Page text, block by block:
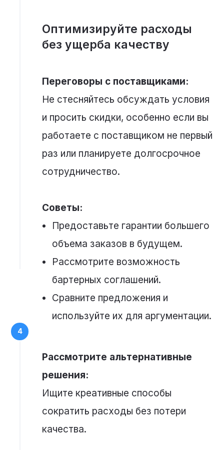
Оптимизируйте расходы
без ущерба качеству
Переговоры с поставщиками:
Не стесняйтесь обсуждать условия
и просить скидки, особенно если вы
работаете с поставщиком не первый
раз или планируете долгосрочное
сотрудничество.
Советы:
Предоставьте гарантии большего
объема заказов в будущем.
Рассмотрите возможность
бартерных соглашений.
Сравните предложения и
используйте их для аргументации.
Рассмотрите альтернативные
решения:
Ищите креативные способы
сократить расходы без потери
качества.